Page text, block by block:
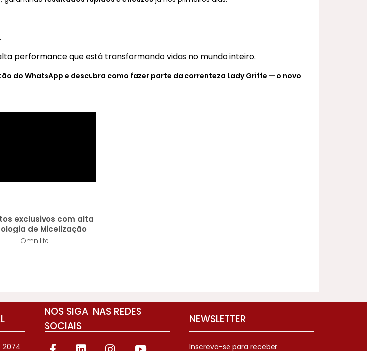
.
performance que está transformando vidas no mundo inteiro.
do WhatsApp e descubra como fazer parte da correnteza Lady Griffe — o novo
exclusivos com alta
de Micelização
Omnilife
2074
NOS SIGA NAS REDES
SOCIAIS
NEWSLETTER
Inscreva-se para receber